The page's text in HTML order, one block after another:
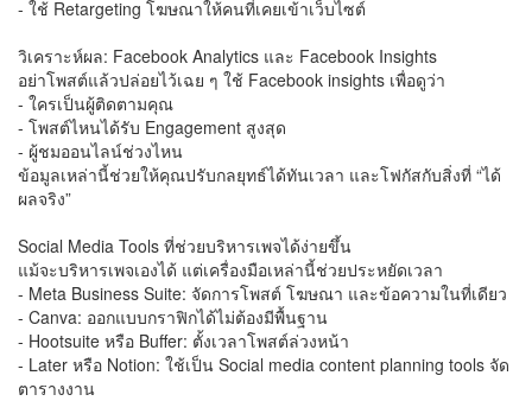
- ใช้ Retargeting โฆษณาให้คนที่เคยเข้าเว็บไซต์
วิเคราะห์ผล: Facebook Analytics และ Facebook Insights
อย่าโพสต์แล้วปล่อยไว้เฉย ๆ ใช้ Facebook insights เพื่อดูว่า
- ใครเป็นผู้ติดตามคุณ
- โพสต์ไหนได้รับ Engagement สูงสุด
- ผู้ชมออนไลน์ช่วงไหน
ข้อมูลเหล่านี้ช่วยให้คุณปรับกลยุทธ์ได้ทันเวลา และโฟกัสกับสิ่งที่ “ได้
ผลจริง”
Social Media Tools ที่ช่วยบริหารเพจได้ง่ายขึ้น
แม้จะบริหารเพจเองได้ แต่เครื่องมือเหล่านี้ช่วยประหยัดเวลา
- Meta Business Suite: จัดการโพสต์ โฆษณา และข้อความในที่เดียว
- Canva: ออกแบบกราฟิกได้ไม่ต้องมีพื้นฐาน
- Hootsuite หรือ Buffer: ตั้งเวลาโพสต์ล่วงหน้า
- Later หรือ Notion: ใช้เป็น Social media content planning tools จัด
ตารางงาน